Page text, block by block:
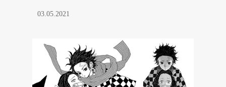
03.05.2021